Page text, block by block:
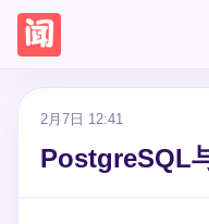
2月7日 12:41
PostgreSQL